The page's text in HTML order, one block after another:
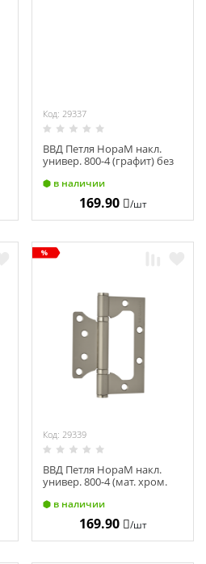
Код: 29337
ВВД Петля НораМ накл.
универ. 800-4 (графит) без
в наличии
169.90 /шт
Код: 29339
ВВД Петля НораМ накл.
универ. 800-4 (мат. хром.
(100х75х2,5) 14653
в наличии
169.90 /шт